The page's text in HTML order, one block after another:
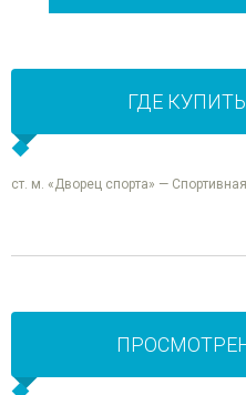
ГДЕ
ст. м. «Дворец спорта» —